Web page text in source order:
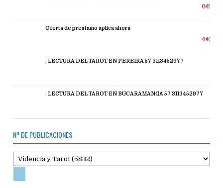
6€
Oferta de prestamo aplica ahora
4€
: LECTURA DEL TAROT EN PEREIRA 57 3113452977
: LECTURA DEL TAROT EN BUCARAMANGA 57 3113452977
Nº DE PUBLICACIONES